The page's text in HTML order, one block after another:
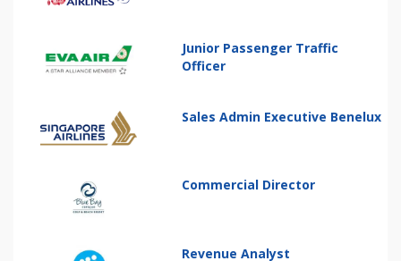
Junior Passenger Traffic
Officer
Sales Admin Executive Benelux
Commercial Director
Revenue Analyst